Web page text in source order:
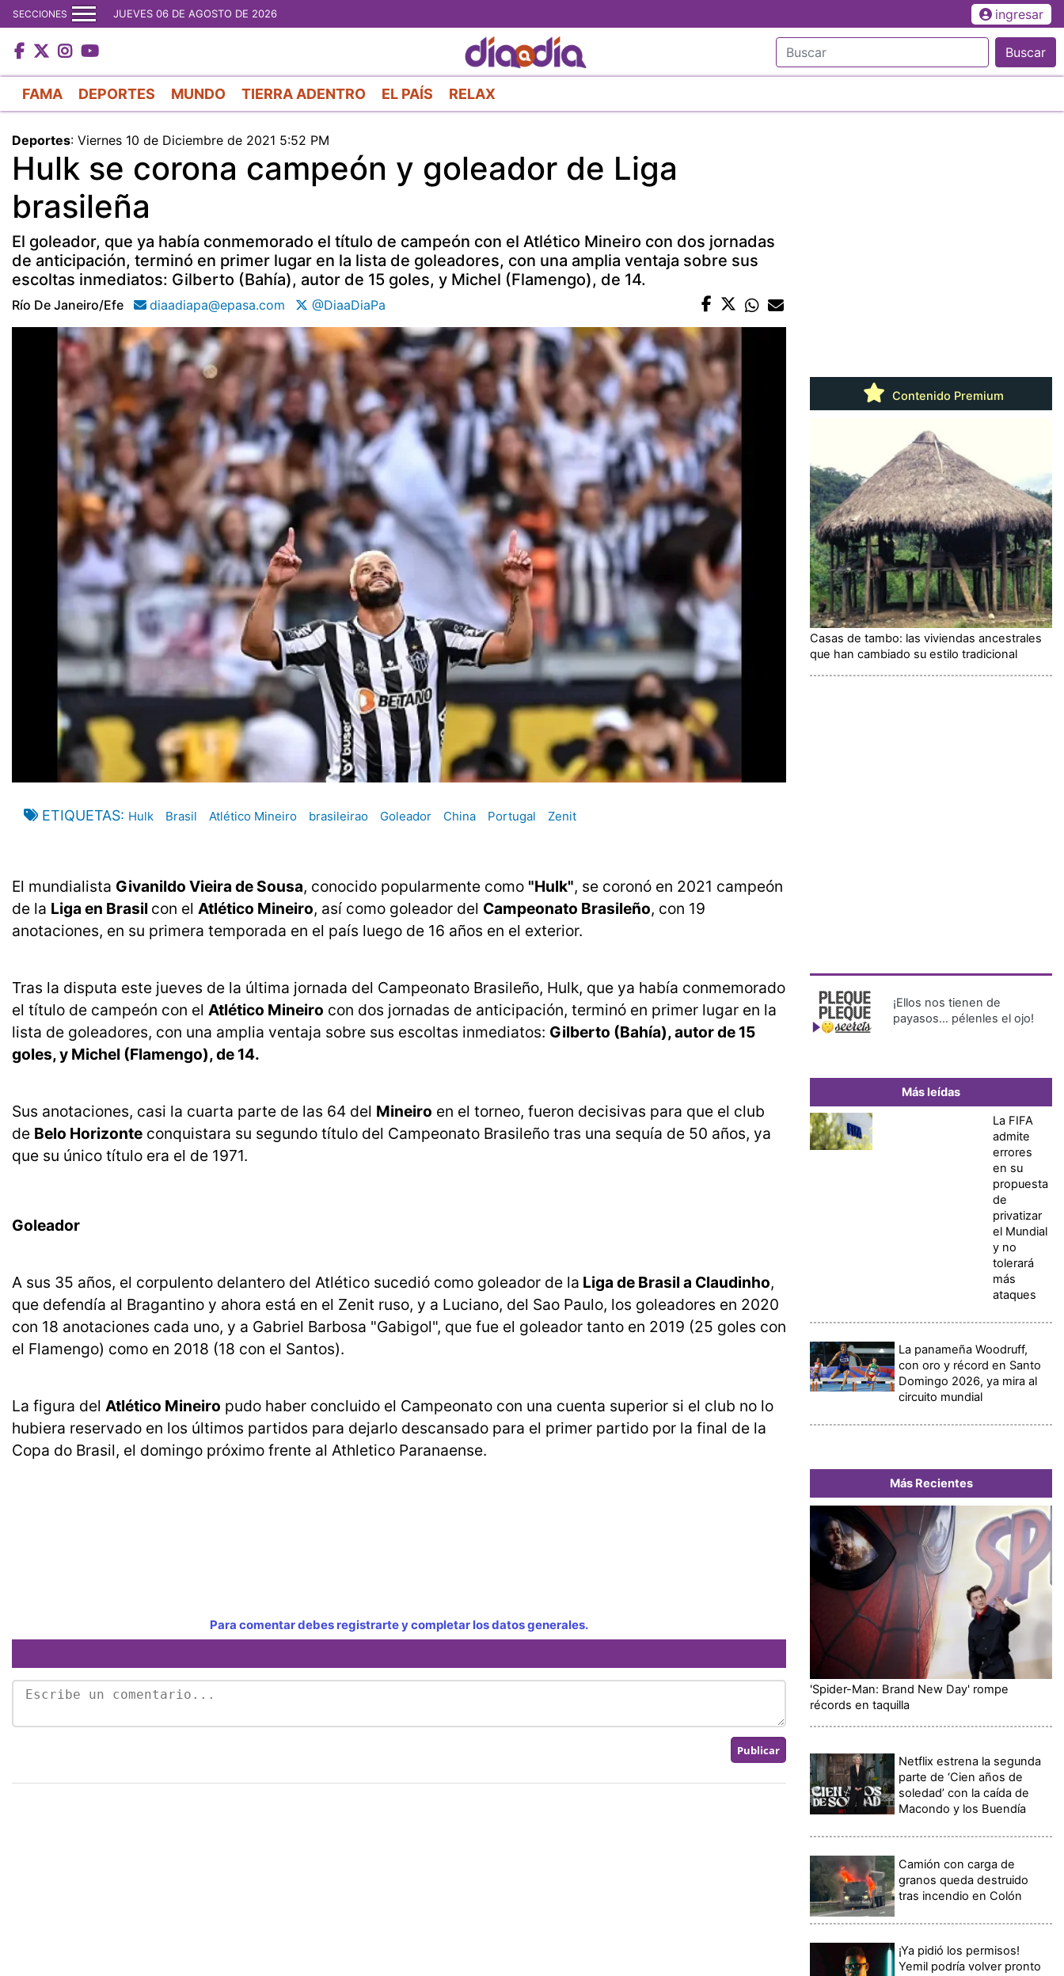
al
contenido
principal
SECCIONES JUEVES 06 DE AGOSTO DE 2026 ingresar
Buscar
FAMA DEPORTES MUNDO TIERRA ADENTRO EL PAÍS RELAX
Deportes: Viernes 10 de Diciembre de 2021 5:52 PM
Hulk se corona campeón y goleador de Liga
brasileña
El goleador, que ya había conmemorado el título de campeón con el Atlético Mineiro con dos jornadas
de anticipación, terminó en primer lugar en la lista de goleadores, con una amplia ventaja sobre sus
escoltas inmediatos: Gilberto (Bahía), autor de 15 goles, y Michel (Flamengo), de 14.
Río De Janeiro/efe diaadiapa@epasa.com @DiaaDiaPa
ETIQUETAS Hulk Brasil Atlético Mineiro brasileirao Goleador China Portugal Zenit
El mundialista Givanildo Vieira de Sousa, conocido popularmente como "Hulk", se coronó en 2021 campeón
de la Liga en Brasil con el Atlético Mineiro, así como goleador del Campeonato Brasileño, con 19
anotaciones, en su primera temporada en el país luego de 16 años en el exterior.
Tras la disputa este jueves de la última jornada del Campeonato Brasileño, Hulk, que ya había conmemorado
el título de campeón con el Atlético Mineiro con dos jornadas de anticipación, terminó en primer lugar en la
lista de goleadores, con una amplia ventaja sobre sus escoltas inmediatos: Gilberto (Bahía), autor de 15
goles, y Michel (Flamengo), de 14.
Sus anotaciones, casi la cuarta parte de las 64 del Mineiro en el torneo, fueron decisivas para que el club
de Belo Horizonte conquistara su segundo título del Campeonato Brasileño tras una sequía de 50 años, ya
que su único título era el de 1971.
Goleador
A sus 35 años, el corpulento delantero del Atlético sucedió como goleador de la Liga de Brasil a Claudinho,
que defendía al Bragantino y ahora está en el Zenit ruso, y a Luciano, del Sao Paulo, los goleadores en 2020
con 18 anotaciones cada uno, y a Gabriel Barbosa "Gabigol", que fue el goleador tanto en 2019 (25 goles con
el Flamengo) como en 2018 (18 con el Santos).
La figura del Atlético Mineiro pudo haber concluido el Campeonato con una cuenta superior si el club no lo
hubiera reservado en los últimos partidos para dejarlo descansado para el primer partido por la final de la
Copa do Brasil, el domingo próximo frente al Athletico Paranaense.
Para comentar debes registrarte y completar los datos generales.
Contenido Premium
Casas de tambo: las viviendas ancestrales
que han cambiado su estilo tradicional
¡Ellos nos tienen de
payasos… pélenles el ojo!
Más leídas
La FIFA
admite
errores
en su
propuesta
de
privatizar
el Mundial
y no
tolerará
más
ataques
La panameña Woodruff,
con oro y récord en Santo
Domingo 2026, ya mira al
circuito mundial
Más Recientes
'Spider-Man: Brand New Day' rompe
récords en taquilla
Netflix estrena la segunda
parte de ‘Cien años de
soledad’ con la caída de
Macondo y los Buendía
Camión con carga de
granos queda destruido
tras incendio en Colón
¡Ya pidió los permisos!
Yemil podría volver pronto